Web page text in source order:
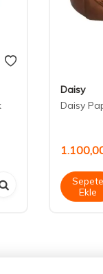
Daisy
Daisy
Sepete
Ekle